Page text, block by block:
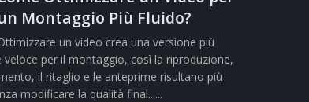
Montaggio Più Fluido?
un video crea una versione più
veloce per il montaggio, così la riproduzione,
il ritaglio e le anteprime risultano più
modificare la qualità final......